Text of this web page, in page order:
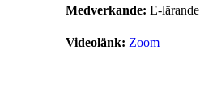
Medverkande: E-lärande
Videolänk: Zoom